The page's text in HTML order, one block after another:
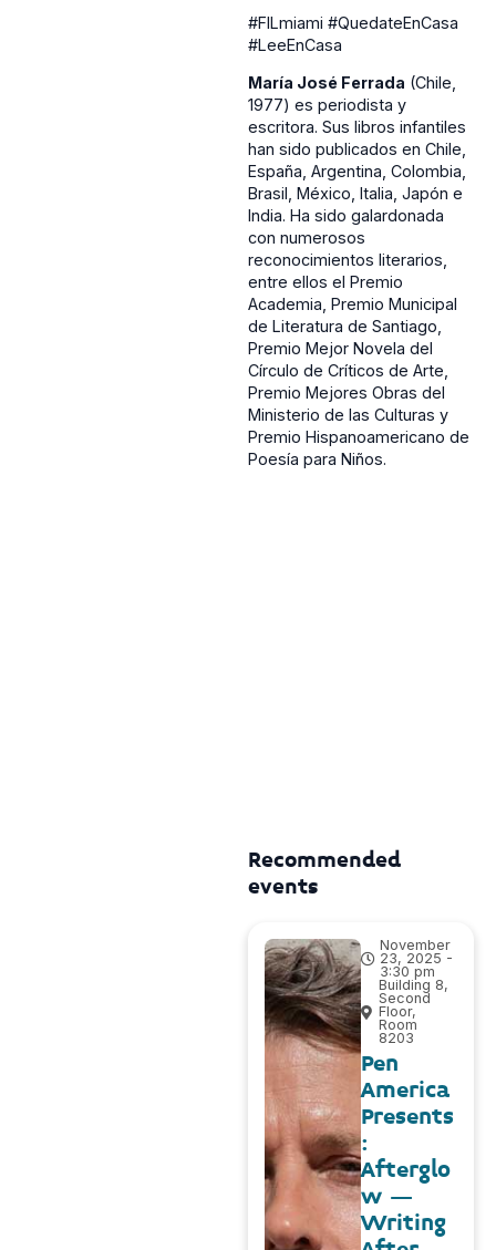
#FILmiami #QuedateEnCasa
#LeeEnCasa
María José Ferrada (Chile,
1977) es periodista y
escritora. Sus libros infantiles
han sido publicados en Chile,
España, Argentina, Colombia,
Brasil, México, Italia, Japón e
India. Ha sido galardonada
con numerosos
reconocimientos literarios,
entre ellos el Premio
Academia, Premio Municipal
de Literatura de Santiago,
Premio Mejor Novela del
Círculo de Críticos de Arte,
Premio Mejores Obras del
Ministerio de las Culturas y
Premio Hispanoamericano de
Poesía para Niños.
Recommended
events
November
23, 2025 -
3:30 pm
Building 8,
Second
Floor,
Room
8203
Pen
America
Presents
:
Afterglo
w –
Writing